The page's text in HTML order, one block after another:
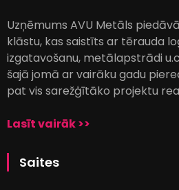
Uzņēmums AVU Metāls
klāstu, kas saistīts ar tērauda
izgatavošanu, metālapstrādi
šajā jomā ar vairāku gadu
pat vis sarežģītāko projektu
Lasīt vairāk >>
Saites